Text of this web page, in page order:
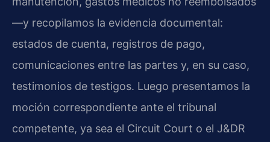
—y recopilamos la evidencia documental:
estados de cuenta, registros de pago,
comunicaciones entre las partes y, en su caso,
testimonios de testigos. Luego presentamos la
moción correspondiente ante el tribunal
competente, ya sea el Circuit Court o el J&DR